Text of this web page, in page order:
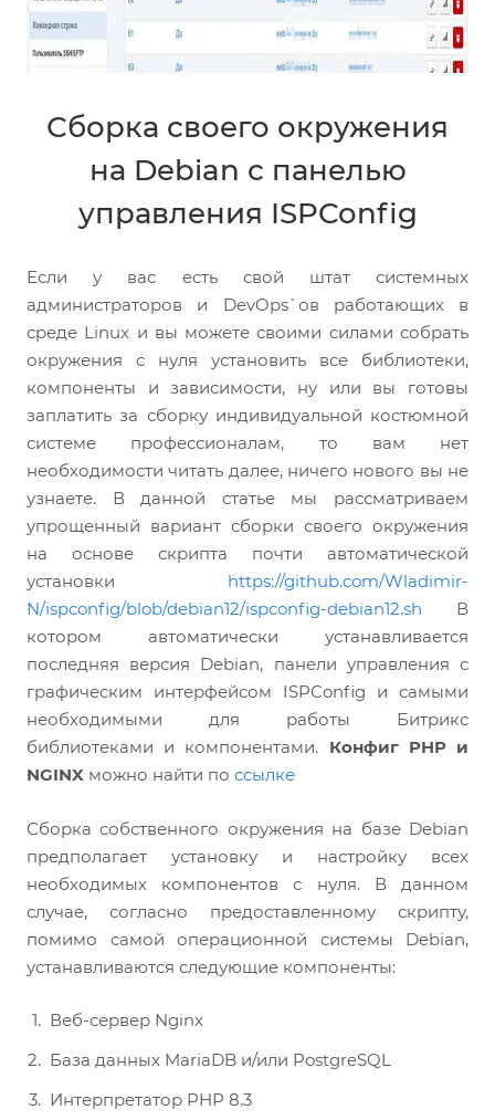
Сборка своего окружения
на Debian с панелью
управления ISPConfig
Если у вас есть свой штат системных
администраторов и DevOps`ов работающих в
среде Linux и вы можете своими силами собрать
окружения с нуля установить все библиотеки,
компоненты и зависимости, ну или вы готовы
заплатить за сборку индивидуальной костюмной
системе профессионалам, то вам нет
необходимости читать далее, ничего нового вы не
узнаете. В данной статье мы рассматриваем
упрощенный вариант сборки своего окружения
на основе скрипта почти автоматической
установки https://github.com/Wladimir-
N/ispconfig/blob/debian12/ispconfig-debian12.sh В
котором автоматически устанавливается
последняя версия Debian, панели управления с
графическим интерфейсом ISPConfig и самыми
необходимыми для работы Битрикс
библиотеками и компонентами. Конфиг PHP и
NGINX можно найти по ссылке
Сборка собственного окружения на базе Debian
предполагает установку и настройку всех
необходимых компонентов с нуля. В данном
случае, согласно предоставленному скрипту,
помимо самой операционной системы Debian,
устанавливаются следующие компоненты:
Веб-сервер Nginx
База данных MariaDB и/или PostgreSQL
Интерпретатор PHP 8.3